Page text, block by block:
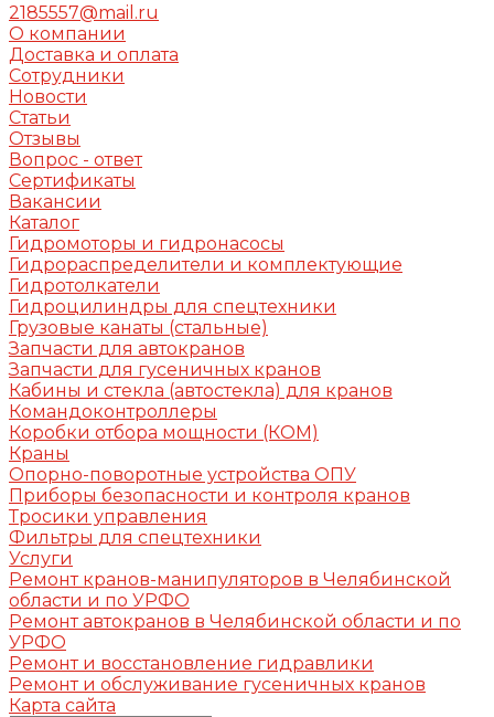
2185557@mail.ru
О компании
Доставка и оплата
Сотрудники
Новости
Статьи
Отзывы
Вопрос - ответ
Сертификаты
Вакансии
Каталог
Гидромоторы и гидронасосы
Гидрораспределители и комплектующие
Гидротолкатели
Гидроцилиндры для спецтехники
Грузовые канаты (стальные)
Запчасти для автокранов
Запчасти для гусеничных кранов
Кабины и стекла (автостекла) для кранов
Командоконтроллеры
Коробки отбора мощности (КОМ)
Краны
Опорно-поворотные устройства ОПУ
Приборы безопасности и контроля кранов
Тросики управления
Фильтры для спецтехники
Услуги
Ремонт кранов-манипуляторов в Челябинской
области и по УРФО
Ремонт автокранов в Челябинской области и по
УРФО
Ремонт и восстановление гидравлики
Ремонт и обслуживание гусеничных кранов
Карта сайта